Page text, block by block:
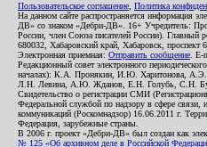
Пользовательское соглашение Политика
На данном сайте распространяется информация
ДВ» со знаком «Дебри-ДВ». 16+ Учредитель:
России, член Союза писателей России). Главный
680032, Хабаровский край, Хабаровск, проспект
Электронная приемная: Отправить сообщение .
Редакционный совет электронного
началах): К.А. Пронякин, И.Ю. Харитонова,
Л.Н. Левина, А.Ю. Жданов, Е.Н. Голубь, С.Н.
Свидетельство о регистрации СМИ
Федеральной службой по надзору в сфере
коммуникаций (Роскомнадзор) 16.06.2011 г.
Федерация, зарубежные страны.
В 2006 г. проект «Дебри-ДВ» был создан как
№ 125 «Об архивном деле в Российской